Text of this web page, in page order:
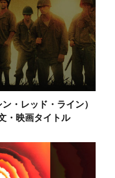
・レッド・ライン）
・映画タイトル